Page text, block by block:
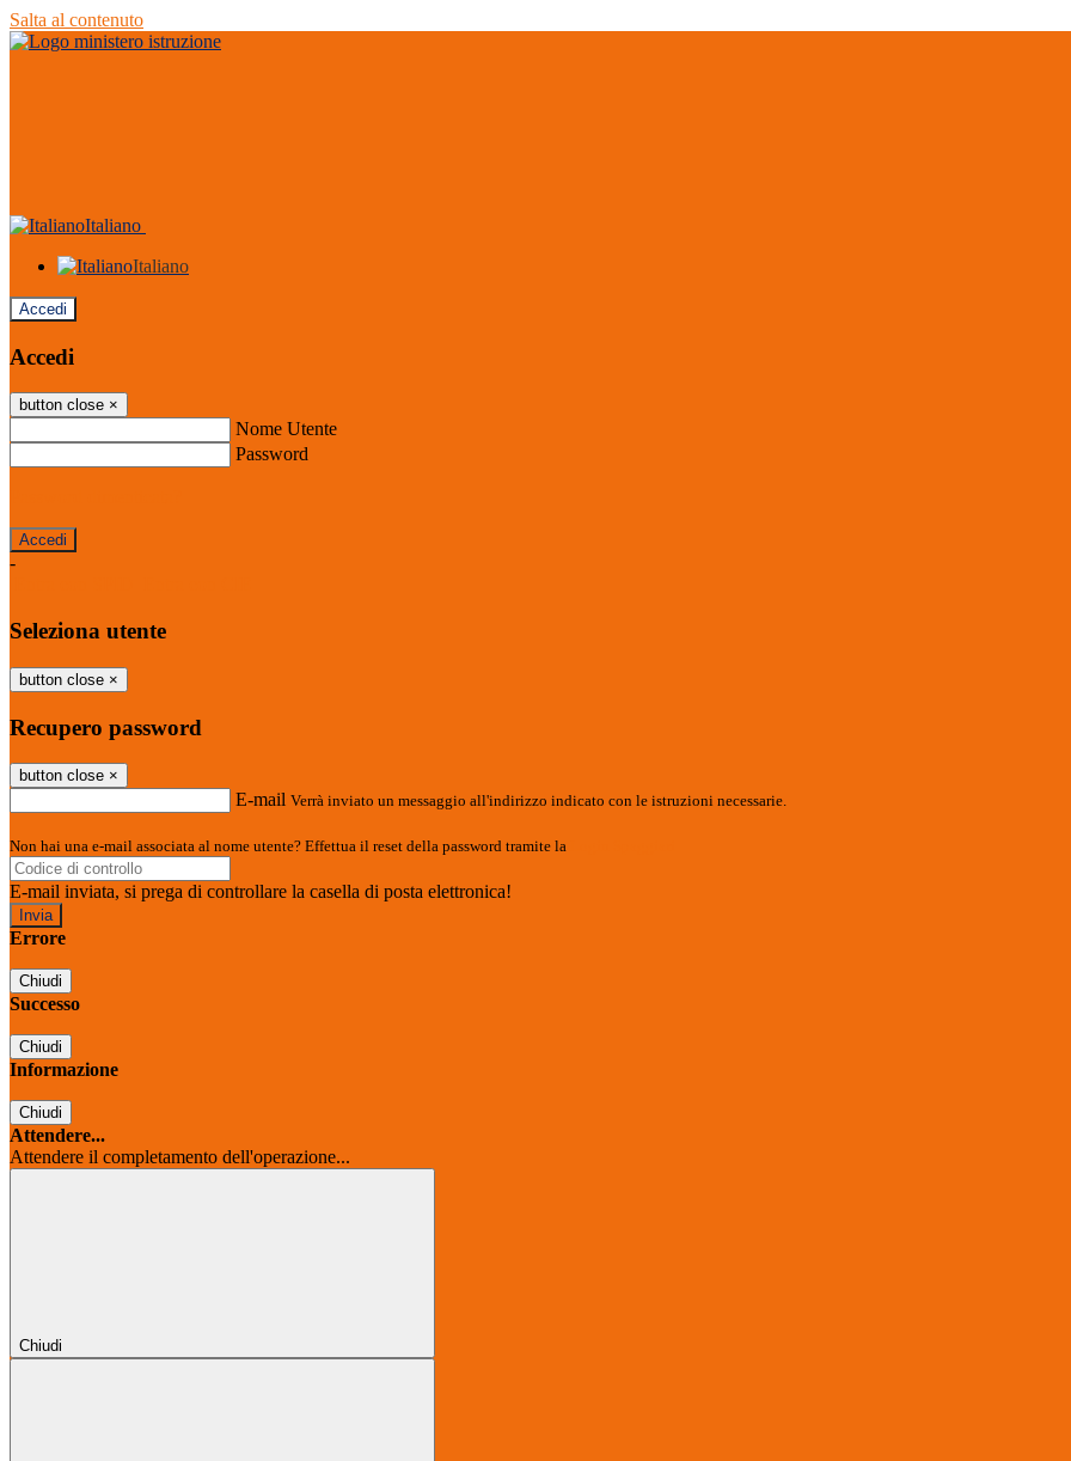
Salta al contenuto
Italiano
Italiano
Accedi
Accedi
button close ×
Nome Utente
Password
-
Seleziona utente
button close ×
Recupero password
button close ×
E-mail Verrà inviato un messaggio all'indirizzo indicato con le istruzioni necessarie.
Non hai una e-mail associata al nome utente? Effettua il reset della password tramite la
E-mail inviata, si prega di controllare la casella di posta elettronica!
Errore
Chiudi
Successo
Chiudi
Informazione
Chiudi
Attendere...
Attendere il completamento dell'operazione...
Chiudi